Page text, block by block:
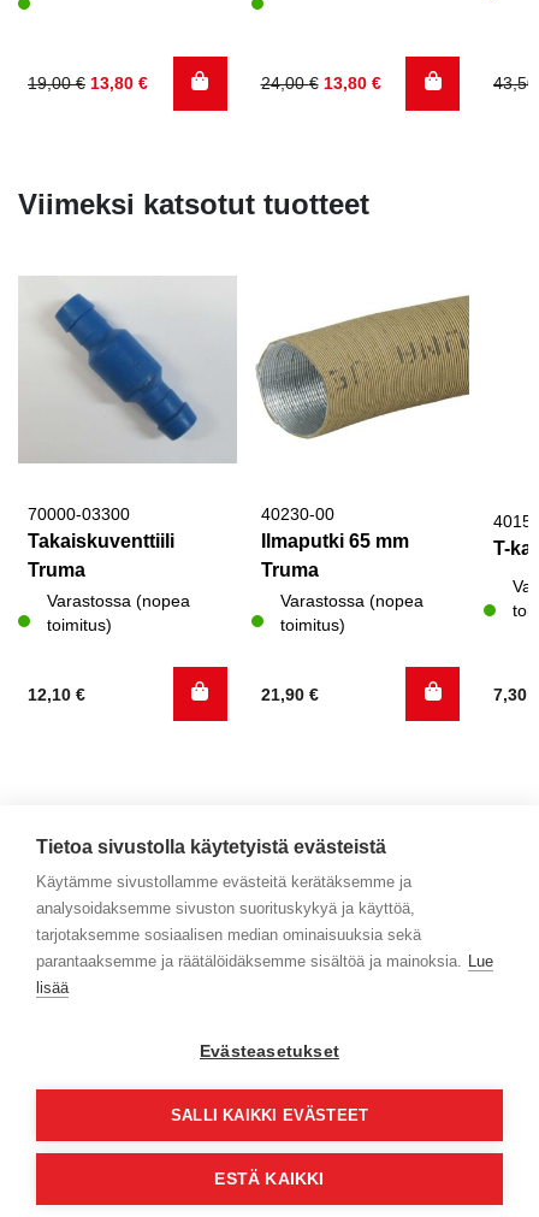
19,00€
Alkuperäinen
13,80 €
Nykyinen
24,00€
Alkuperäinen
13,80 €
Nykyinen
Viimeksi katsotut tuotteet
70000-03300
Takaiskuventtiili
Truma
Varastossa (nopea
toimitus)
12,10 €
40230-00
Ilmaputki 65 mm
Truma
Varastossa (nopea
toimitus)
21,90 €
T-
7,30
Yhteystiedot
Selaa tuotteita
Maksa turvallisesti
Tietoa sivustolla käytetyistä evästeistä
Käytämme sivustollamme evästeitä kerätäksemme ja
analysoidaksemme sivuston suorituskykyä ja käyttöä,
tarjotaksemme sosiaalisen median ominaisuuksia sekä
parantaaksemme ja räätälöidäksemme sisältöä ja mainoksia. Lue
lisää
Evästeasetukset
SALLI KAIKKI EVÄSTEET
ESTÄ KAIKKI